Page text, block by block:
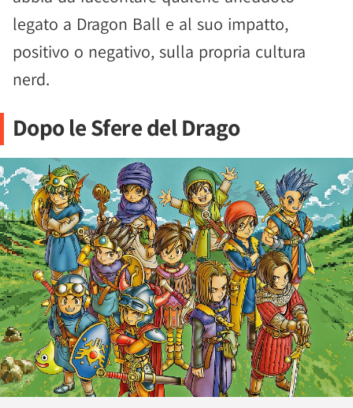
legato a Dragon Ball e al suo impatto,
positivo o negativo, sulla propria cultura
nerd.
Dopo le Sfere del Drago